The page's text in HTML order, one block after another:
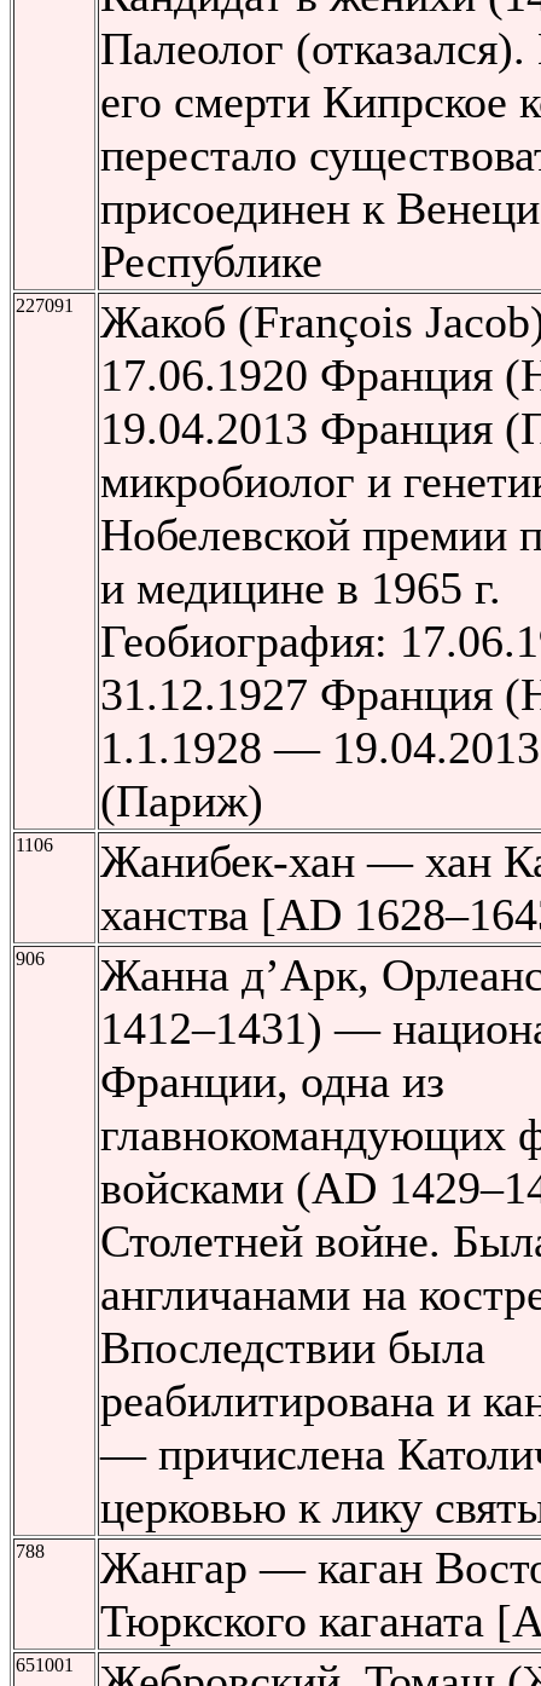
Палеолог
его смерти Кипрское
перестало
присоединен к
Республике
227091
Жакоб (François
17.06.1920 Франция
19.04.2013 Франция
микробиолог и
Нобелевской премии
и медицине в 1965 г.
Геобиография:
31.12.1927 Франция
1.1.1928 —
(Париж)
1106
Жанибек-хан — хан
ханства [AD
906
Жанна д’Арк,
1412–1431) —
Франции, одна из
главнокомандующих
войсками (AD
Столетней войне.
англичанами на
Впоследствии была
реабилитирована и
— причислена
церковью к лику
788
Жангар — каган
Тюркского каганата
651001